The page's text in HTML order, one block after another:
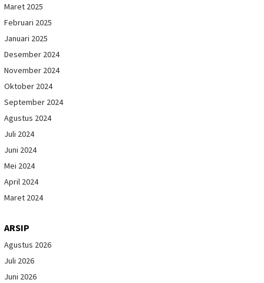
Maret 2025
Februari 2025
Januari 2025
Desember 2024
November 2024
Oktober 2024
September 2024
Agustus 2024
Juli 2024
Juni 2024
Mei 2024
April 2024
Maret 2024
ARSIP
Agustus 2026
Juli 2026
Juni 2026